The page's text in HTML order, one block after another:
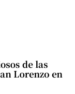
de las
Lorenzo en